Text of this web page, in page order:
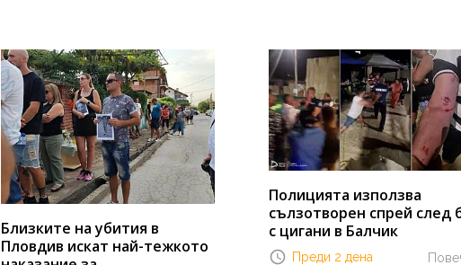
Близките на убития в
Пловдив искат най-тежкото
Полицията използва
сълзотворен спрей след
с цигани в Балчик
Преди 2 дена